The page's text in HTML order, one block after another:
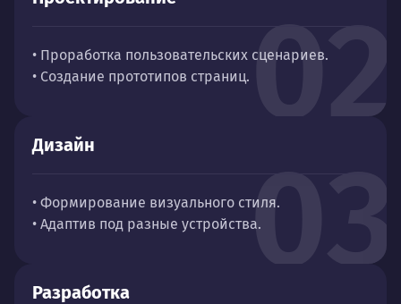
02
• Проработка пользовательских сценариев.
• Создание прототипов страниц.
03
Дизайн
• Формирование визуального стиля.
• Адаптив под разные устройства.
Разработка